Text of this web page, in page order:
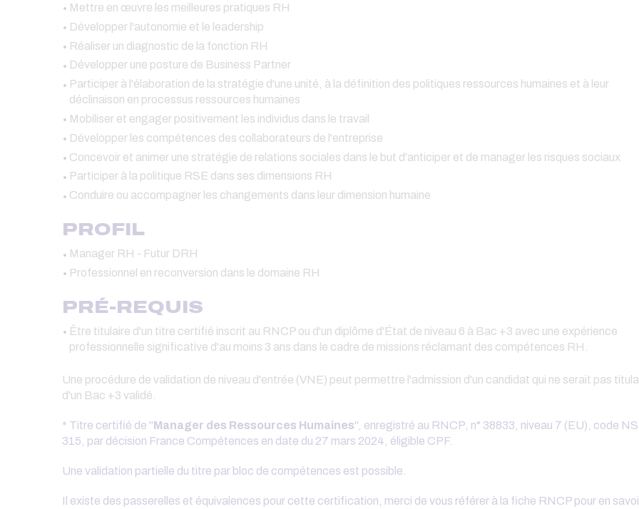
Mettre en œuvre les meilleures pratiques RH
Développer l'autonomie et le leadership
Réaliser un diagnostic de la fonction RH
Développer une posture de Business Partner
Participer à l'élaboration de la stratégie d'une unité, à la définition des politiques ressources humaines et à leur
déclinaison en processus ressources humaines
Mobiliser et engager positivement les individus dans le travail
Développer les compétences des collaborateurs de l'entreprise
Concevoir et animer une stratégie de relations sociales dans le but d'anticiper et de manager les risques sociaux
Participer à la politique RSE dans ses dimensions RH
Conduire ou accompagner les changements dans leur dimension humaine
PROFIL
Manager RH - Futur DRH
Professionnel en reconversion dans le domaine RH
PRÉ-REQUIS
Être titulaire d'un titre certifié inscrit au RNCP ou d'un diplôme d'État de niveau 6 à Bac +3 avec une expérience
professionnelle significative d'au moins 3 ans dans le cadre de missions réclamant des compétences RH.
Une procédure de validation de niveau d'entrée (VNE) peut permettre l'admission d'un candidat qui ne serait pas
d'un Bac +3 validé.
* Titre certifié de "Manager des Ressources Humaines", enregistré au RNCP, n° 38833, niveau 7 (EU), code
315, par décision France Compétences en date du 27 mars 2024, éligible CPF.
Une validation partielle du titre par bloc de compétences est possible.
Il existe des passerelles et équivalences pour cette certification, merci de vous référer à la fiche RNCP pour en